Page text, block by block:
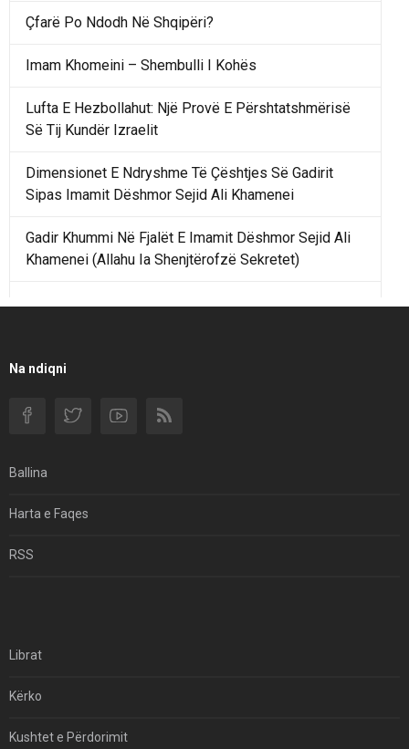
Çfarë Po Ndodh Në Shqipëri?
Imam Khomeini – Shembulli I Kohës
Lufta E Hezbollahut: Një Provë E Përshtatshmërisë
Së Tij Kundër Izraelit
Dimensionet E Ndryshme Të Çështjes Së Gadirit
Sipas Imamit Dëshmor Sejid Ali Khamenei
Gadir Khummi Në Fjalët E Imamit Dëshmor Sejid Ali
Khamenei (Allahu Ia Shenjtërofzë Sekretet)
Filmi I Shkurtër Iranian “Pasta Alfredo” Ka Udhëtuar
Na ndiqni
Ballina
Harta e Faqes
RSS
Librat
Kërko
Kushtet e Përdorimit